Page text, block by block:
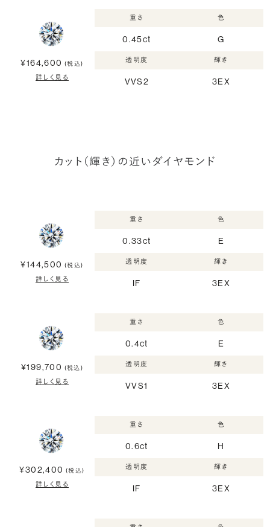
¥164,600 (税込)
詳しく見る
重さ
0.45ct
色
G
透明度
VVS2
輝き
3EX
カット（輝き）の近いダイヤモンド
¥144,500 (税込)
詳しく見る
重さ
0.33ct
色
E
透明度
IF
輝き
3EX
¥199,700 (税込)
詳しく見る
重さ
0.4ct
色
E
透明度
VVS1
輝き
3EX
¥302,400 (税込)
詳しく見る
重さ
0.6ct
色
H
透明度
IF
輝き
3EX